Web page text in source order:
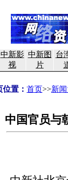
中新影
视
中新图
片
台
位置： 首页>>新
中国官员与